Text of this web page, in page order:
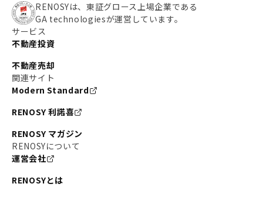
RENOSYは、東証グロース上場企業である
GA technologiesが運営しています。
サービス
不動産投資
不動産売却
関連サイト
Modern Standard
RENOSY 利諾喜
RENOSY マガジン
RENOSYについて
運営会社
RENOSYとは